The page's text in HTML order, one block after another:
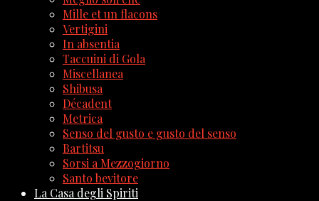
Mille et un flacons
Vertigini
In absentia
Taccuini di Gola
Miscellanea
Shibusa
Décadent
Metrica
Senso del gusto e gusto del senso
Bartitsu
Sorsi a Mezzogiorno
Santo bevitore
La Casa degli Spiriti